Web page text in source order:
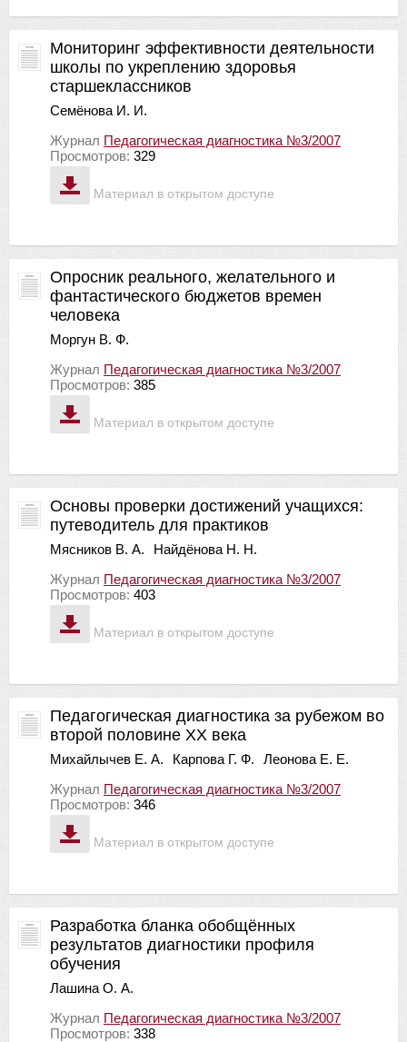
Материал в открытом доступе
Мониторинг эффективности деятельности
школы по укреплению здоровья
старшеклассников
Семёнова И. И.
Журнал Педагогическая диагностика №3/2007
Просмотров: 329
Материал в открытом доступе
Опросник реального, желательного и
фантастического бюджетов времен
человека
Моргун В. Ф.
Журнал Педагогическая диагностика №3/2007
Просмотров: 385
Материал в открытом доступе
Основы проверки достижений учащихся:
путеводитель для практиков
Мясников В. А.
Найдёнова Н. Н.
Журнал Педагогическая диагностика №3/2007
Просмотров: 403
Материал в открытом доступе
Педагогическая диагностика за рубежом во
второй половине ХХ века
Михайлычев Е. А. Карпова Г. Ф.
Леонова Е. Е.
Журнал Педагогическая диагностика №3/2007
Просмотров: 346
Разработка бланка обобщённых
результатов диагностики профиля
обучения
Лашина О. А.
Журнал Педагогическая диагностика №3/2007
Просмотров: 338